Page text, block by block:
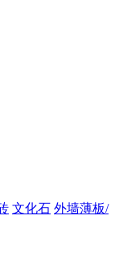
文化石 外墙薄板/